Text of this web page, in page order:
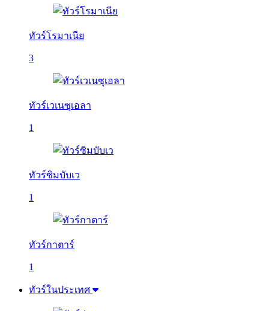
ทัวร์โรมาเนีย
3
ทัวร์เวเนซุเอลา
1
ทัวร์ซิมบับเว
1
ทัวร์กาตาร์
1
ทัวร์ในประเทศ